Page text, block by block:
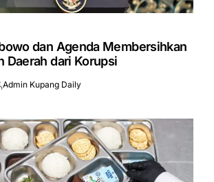
dan Agenda Membersihkan
Daerah dari Korupsi
Admin Kupang Daily